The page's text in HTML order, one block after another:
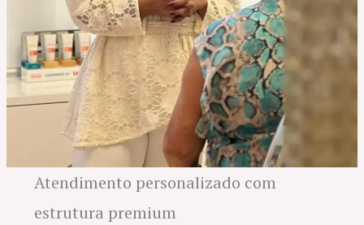
Atendimento personalizado com
estrutura premium